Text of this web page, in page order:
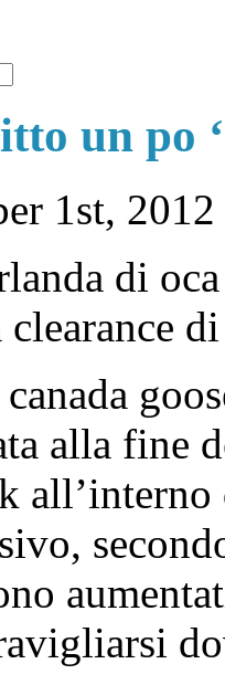
un po
1st, 2012
di
alla fine